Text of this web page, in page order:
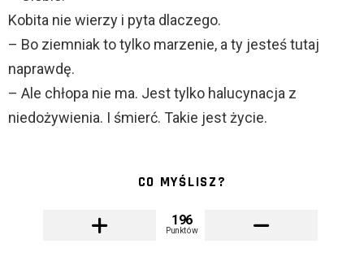
Kobita nie wierzy i pyta dlaczego.
– Bo ziemniak to tylko marzenie, a ty jesteś tutaj
naprawdę.
– Ale chłopa nie ma. Jest tylko halucynacja z
niedożywienia. I śmierć. Takie jest życie.
CO MYŚLISZ?
196
Punktów